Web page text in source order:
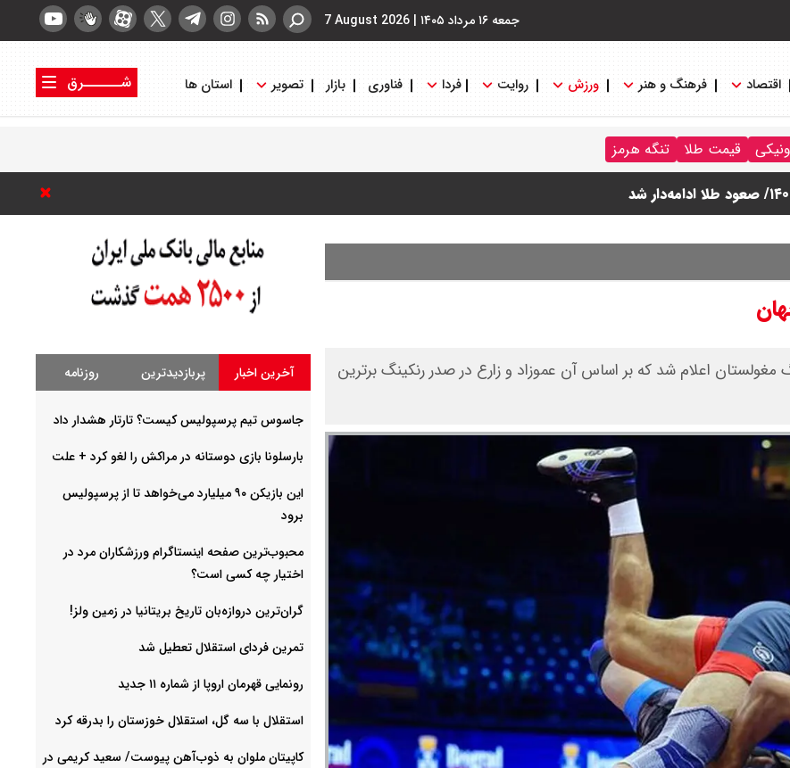
جمعه ۱۶ مرداد ۱۴۰۵ |
7 August 2026
اقتصاد فرهنگ و هنر ورزش روایت فردا فناوری بازار تصویر استان ها
شــــــرق
قیمت طلا تنگه هرمز
مغولستان اعلام شد که بر اساس آن عموزاد و زارع در صدر رنکینگ برترین
آخرین اخبار پربازدیدترین روزنامه
جاسوس تیم پرسپولیس کیست؟ تارتار هشدار داد
بارسلونا بازی دوستانه در مراکش را لغو کرد + علت
این بازیکن ۹۰ میلیارد می‌خواهد تا از پرسپولیس
برود
محبوب‌ترین صفحه اینستاگرام ورزشکاران مرد در
اختیار چه کسی است؟
گران‌ترین دروازه‌بان تاریخ بریتانیا در زمین ولز!
تمرین فردای استقلال تعطیل شد
رونمایی قهرمان اروپا از شماره ۱۱ جدید
استقلال با سه گل، استقلال خوزستان را بدرقه کرد
کاپیتان ملوان به ذوب‌آهن پیوست/ سعید کریمی در